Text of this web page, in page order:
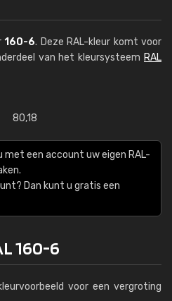
160-6. Deze RAL-kleur komt voor
van het kleursysteem RAL
80,18
met een account uw eigen RAL-
Dan kunt u gratis een
160-6
voor een vergroting